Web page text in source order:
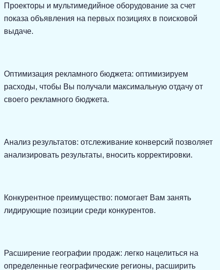
Проекторы и мультимедийное оборудование за счет
показа объявления на первых позициях в поисковой
выдаче.
Оптимизация рекламного бюджета: оптимизируем
расходы, чтобы Вы получали максимальную отдачу от
своего рекламного бюджета.
Анализ результатов: отслеживание конверсий позволяет
анализировать результаты, вносить корректировки.
Конкурентное преимущество: помогает Вам занять
лидирующие позиции среди конкурентов.
Расширение географии продаж: легко нацелиться на
определенные географические регионы, расширить